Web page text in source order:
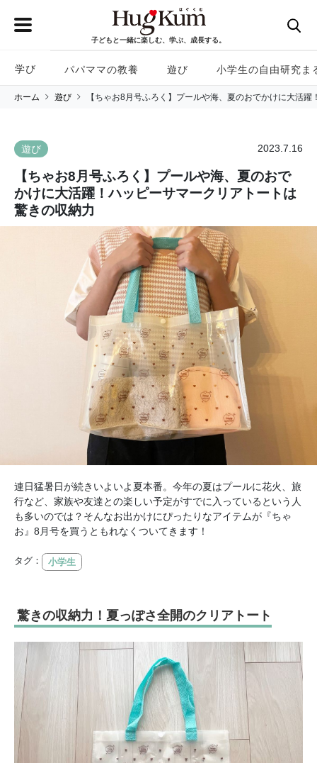
子どもと一緒に楽しむ、学ぶ、成長する。
学び パパママの教養 遊び 小学生の自由研究ま
ホーム 遊び 【ちゃお8月号ふろく】プールや海、夏のおでかけに大活
遊び 2023.7.16
【ちゃお8月号ふろく】プールや海、夏のおで
かけに大活躍！ハッピーサマークリアトートは
驚きの収納力
連日猛暑日が続きいよいよ夏本番。今年の夏はプールに花火、旅
行など、家族や友達との楽しい予定がすでに入っているという人
も多いのでは？そんなお出かけにぴったりなアイテムが『ちゃ
お』8月号を買うともれなくついてきます！
タグ： 小学生
驚きの収納力！夏っぽさ全開のクリアトート